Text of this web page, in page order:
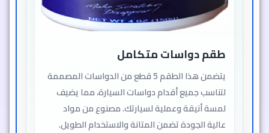
طقم دواسات متكامل
يتضمن هذا الطقم 5 قطع من الدواسات المصممة
لتناسب جميع أقدام دواسات السيارة، مما يضيف
لمسة أنيقة وعملية لسيارتك. مصنوع من مواد
عالية الجودة تضمن المتانة والاستخدام الطويل.